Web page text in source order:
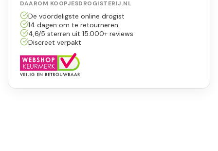
DAAROM KOOPJESDROGISTERIJ.NL
De voordeligste online drogist
14 dagen om te retourneren
4,6/5 sterren uit 15.000+ reviews
Discreet verpakt